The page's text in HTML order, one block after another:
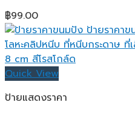
฿99.00
Quick View
ป้ายแสดงราคา